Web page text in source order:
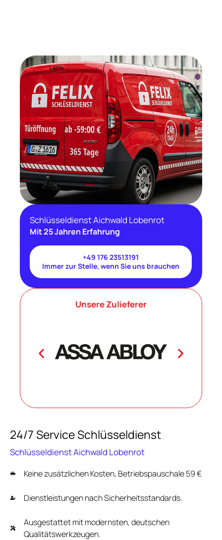
Schlüsseldienst Aichwald Lobenrot
Mit 25 Jahren Erfahrung
+49 176 23513191
Immer zur Stelle, wenn Sie uns brauchen
Unsere Zulieferer
24/7 Service Schlüsseldienst
Schlüsseldienst Aichwald Lobenrot
Keine zusätzlichen Kosten, Betriebspauschale 59 €
Dienstleistungen nach Sicherheitsstandards.
Ausgestattet mit modernsten, deutschen
Qualitätswerkzeugen.